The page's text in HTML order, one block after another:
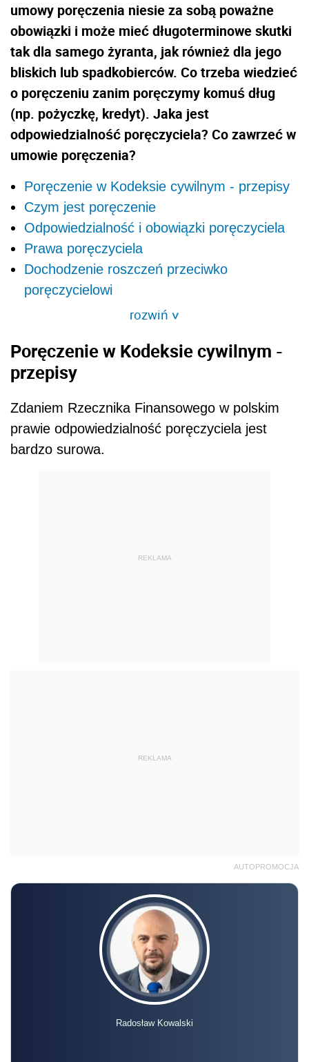
umowy poręczenia niesie za sobą poważne
obowiązki i może mieć długoterminowe skutki
tak dla samego żyranta, jak również dla jego
bliskich lub spadkobierców. Co trzeba wiedzieć
o poręczeniu zanim poręczymy komuś dług
(np. pożyczkę, kredyt). Jaka jest
odpowiedzialność poręczyciela? Co zawrzeć w
umowie poręczenia?
Poręczenie w Kodeksie cywilnym - przepisy
Czym jest poręczenie
Odpowiedzialność i obowiązki poręczyciela
Prawa poręczyciela
Dochodzenie roszczeń przeciwko
poręczycielowi
rozwiń>
Poręczenie w Kodeksie cywilnym -
przepisy
Zdaniem Rzecznika Finansowego w polskim
prawie odpowiedzialność poręczyciela jest
bardzo surowa.
REKLAMA
REKLAMA
AUTOPROMOCJA
Radosław Kowalski